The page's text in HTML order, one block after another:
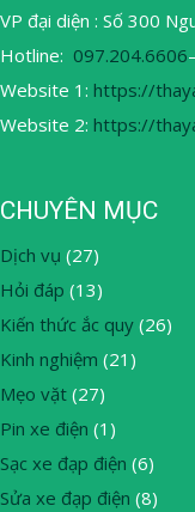
VP đại diện : Số 300
Hotline: 097.204.6606–
Website 1: https://
Website 2: https://
CHUYÊN MỤC
Dịch vụ (27)
Hỏi đáp (13)
Kiến thức ắc quy (26)
Kinh nghiệm (21)
Mẹo vặt (27)
Pin xe điện (1)
Sạc xe đạp điện (6)
Sửa xe đạp điện (8)